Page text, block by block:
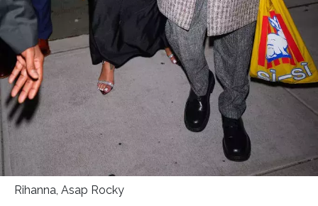
Rihanna, Asap Rocky